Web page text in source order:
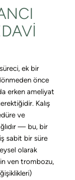
ek bir
önce
erken ameliyat
Kalış
ve
— bu, bir
sabit bir süre
olarak
ven trombozu,